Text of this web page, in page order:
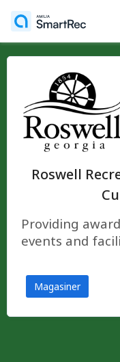
Roswell
Providing
events and
Magasiner